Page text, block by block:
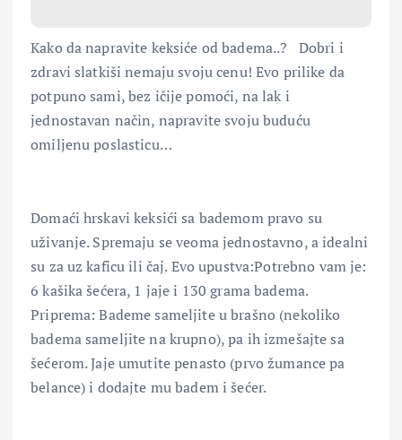
Kako da napravite keksiće od badema..? Dobri i
zdravi slatkiši nemaju svoju cenu! Evo prilike da
potpuno sami, bez ičije pomoći, na lak i
jednostavan način, napravite svoju buduću
omiljenu poslasticu…
Domaći hrskavi keksići sa bademom pravo su
uživanje. Spremaju se veoma jednostavno, a idealni
su za uz kaficu ili čaj. Evo upustva:Potrebno vam je:
6 kašika šećera, 1 jaje i 130 grama badema.
Priprema: Bademe sameljite u brašno (nekoliko
badema sameljite na krupno), pa ih izmešajte sa
šećerom. Jaje umutite penasto (prvo žumance pa
belance) i dodajte mu badem i šećer.